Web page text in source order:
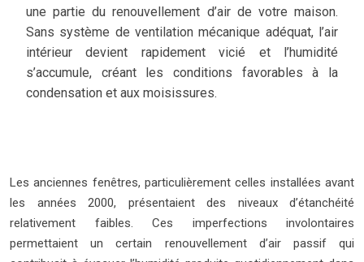
une partie du renouvellement d’air de votre maison.
Sans système de ventilation mécanique adéquat, l’air
intérieur devient rapidement vicié et l’humidité
s’accumule, créant les conditions favorables à la
condensation et aux moisissures.
Les anciennes fenêtres, particulièrement celles installées avant
les années 2000, présentaient des niveaux d’étanchéité
relativement faibles. Ces imperfections involontaires
permettaient un certain renouvellement d’air passif qui